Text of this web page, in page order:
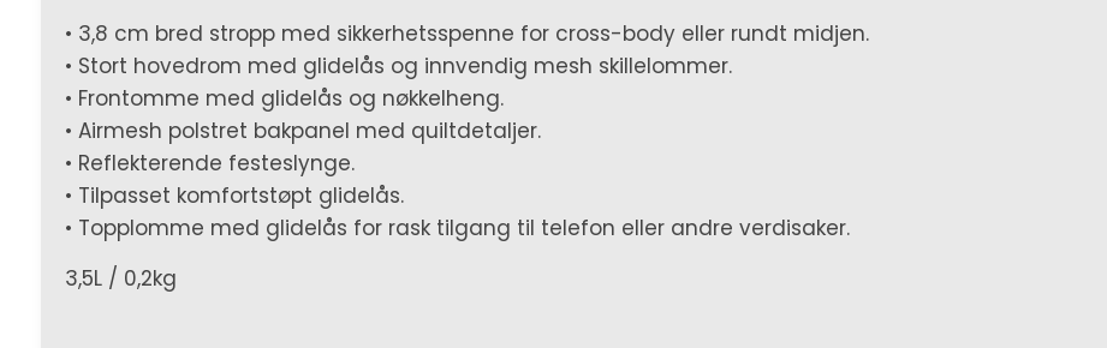
• 3,8 cm bred stropp med sikkerhetsspenne for cross-body eller rundt midjen.
• Stort hovedrom med glidelås og innvendig mesh skillelommer.
• Frontomme med glidelås og nøkkelheng.
• Airmesh polstret bakpanel med quiltdetaljer.
• Reflekterende festeslynge.
• Tilpasset komfortstøpt glidelås.
• Topplomme med glidelås for rask tilgang til telefon eller andre verdisaker.
3,5L / 0,2kg